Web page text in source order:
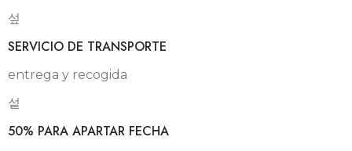
SERVICIO DE TRANSPORTE
entrega y recogida
50% PARA APARTAR FECHA